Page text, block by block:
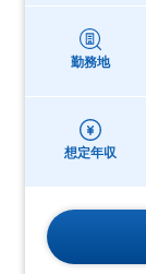
勤務地
想定年収